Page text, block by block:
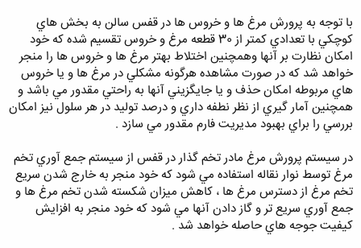
با توجه به پرورش مرغ ها و خروس ها در قفس سالن به بخش هاي
كوچكي با تعدادي كمتر از 30 قطعه مرغ و خروس تقسيم شده كه خود
امكان نظارت بر آنها وهمچنين اختلاط بهتر مرغ ها و خروس ها را منجر
خواهد شد كه در صورت مشاهده هرگونه مشكلي در مرغ ها و يا خروس
هاي مربوطه امكان حذف و يا جايگزيني آنها به راحتي مقدور مي باشد و
همچنين آمار گيري از نظر نطفه داري و درصد توليد در هر سلول نيز امكان
بررسي را براي بهبود مديريت فارم مقدور مي سازد .
در سيستم پرورش مرغ مادر تخم گذار در قفس از سيستم جمع آوري تخم
مرغ توسط نوار نقاله استفاده مي شود كه خود منجر به خارج شدن سريع
تخم مرغ از دسترس مرغ ها ، كاهش ميزان شكسته شدن تخم مرغ ها و
جمع آوري سريع تر و گاز دادن آنها مي شود كه خود منجر به افزايش
كيفيت جوجه هاي حاصله خواهد شد .